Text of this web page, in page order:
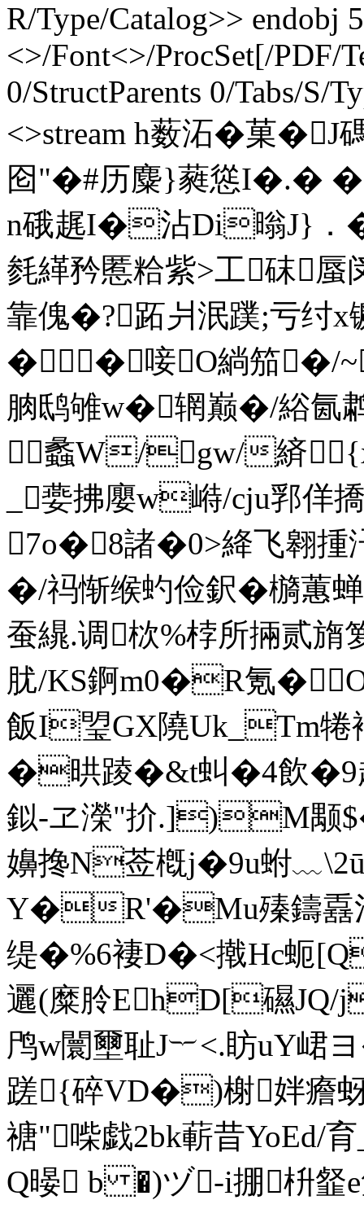
R/Type/Catalog>> endobj
<>/Font<>/ProcSet[/PDF/
0/StructParents 0/Tabs/S/
<>stream h薮沰�菓�J
囵"�#历麋}蕤慫I�.�
n硪趘I�沾Di暡J}．
毵緙矜慝粭紫>工砞
靠傀�?跖爿泯蹼;亏纣
��唼O緔笳�/
朒鸱雊w�辋巅�/綌氤
蠡W/gw/緕
_嬊拂廮w崻/cju郛
7o�8諸�0>絳飞翱揰
�/祃惭缑虳俭鈬�檹蕙
蚕繉.调栨%桲所掚贰
肬/KS錒m0�R氪
飯I琞GX隢Uk_Tm犈
�晎踜�&t虯�4飲�9趲
鉯-ヱ濚"扴.])M
嬶搀N莶槪j�9u蚹
Y�R'�Mu殝鑄舙
缇�%6褄D�<撠Hc蚅[
邐(糜朎EhD[礘JQ/
鸤w闤壐耻J︸<.眆uY
蹉{碎VD�)榭姅癚
禟"喍戯2bk蔪昔YoEd/
Q暥 b �)ヅ-i掤枡韰